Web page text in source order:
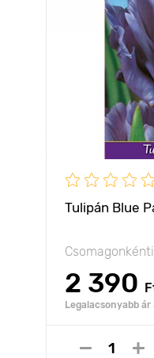
Tulipán Blue
2 390
Legalacsonyabb